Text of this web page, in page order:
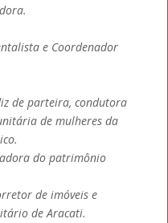
e Coordenador
de parteira, condutora
de mulheres da
do patrimônio
de imóveis e
de Aracati.